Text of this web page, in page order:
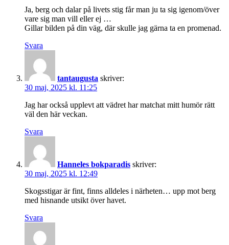
Ja, berg och dalar på livets stig får man ju ta sig igenom/över
vare sig man vill eller ej …
Gillar bilden på din väg, där skulle jag gärna ta en promenad.
Svara
tantaugusta skriver:
30 maj, 2025 kl. 11:25
Jag har också upplevt att vädret har matchat mitt humör rätt
väl den här veckan.
Svara
Hanneles bokparadis skriver:
30 maj, 2025 kl. 12:49
Skogsstigar är fint, finns alldeles i närheten… upp mot berg
med hisnande utsikt över havet.
Svara